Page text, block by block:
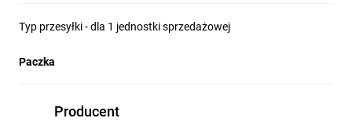
Typ przesyłki - dla 1 jednostki sprzedażowej
Paczka
Producent